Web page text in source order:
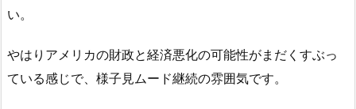
い。
やはりアメリカの財政と経済悪化の可能性がまだくすぶっ
ている感じで、様子見ムード継続の雰囲気です。